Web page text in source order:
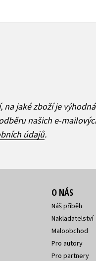
na jaké zboží je
našich e-
údajů.
O NÁS
Náš příběh
Nakladatelství
Maloobchod
Pro autory
Pro partnery